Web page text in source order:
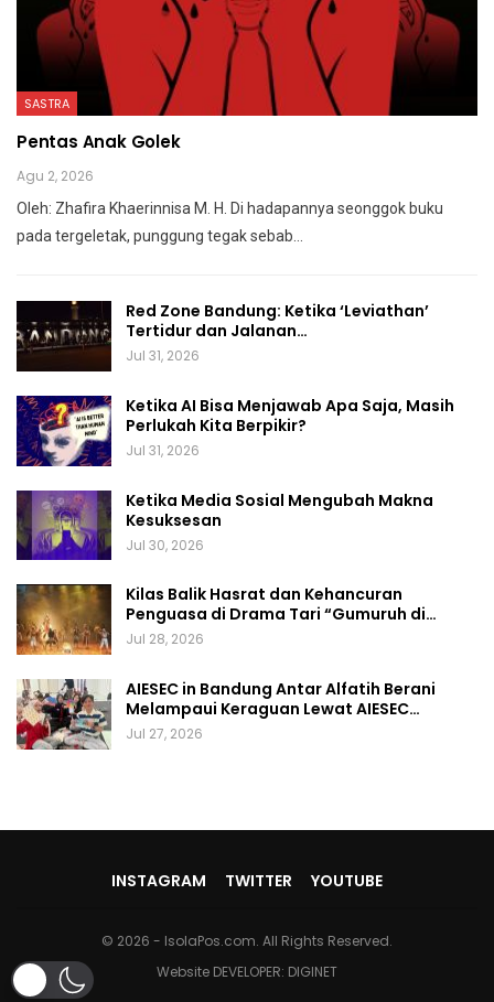
SASTRA
Pentas Anak Golek
Agu 2, 2026
Oleh: Zhafira Khaerinnisa M. H. Di hadapannya seonggok buku
pada tergeletak, punggung tegaksebab…
Red Zone Bandung: Ketika ‘Leviathan’
Tertidur dan Jalanan…
Jul 31, 2026
Ketika AI Bisa Menjawab Apa Saja, Masih
Perlukah Kita Berpikir?
Jul 31, 2026
Ketika Media Sosial Mengubah Makna
Kesuksesan
Jul 30, 2026
Kilas Balik Hasrat dan Kehancuran
Penguasa di Drama Tari “Gumuruh di…
Jul 28, 2026
AIESEC in Bandung Antar Alfatih Berani
Melampaui Keraguan Lewat AIESEC…
Jul 27, 2026
INSTAGRAM TWITTER YOUTUBE
© 2026 - IsolaPos.com. All Rights Reserved.
Website DEVELOPER: DIGINET